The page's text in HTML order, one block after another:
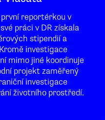
reportérkou v
práci v DR získala
stipendií a
investigace
mimo jiné koordinuje
projekt zaměřený
investigace
životního prostředí.